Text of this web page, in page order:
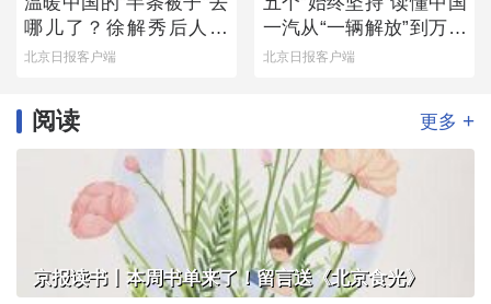
哪儿了？徐解秀后人道
出令人落泪的真相
北京日报客户端
一汽从“一辆解放”到万千
信赖
北京日报客户端
阅读 更多 +
京报读书丨本周书单来了！留言送《北京食光》